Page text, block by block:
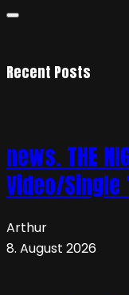
Recent Posts
news. THE
Video/Single
Arthur
8. August 2026